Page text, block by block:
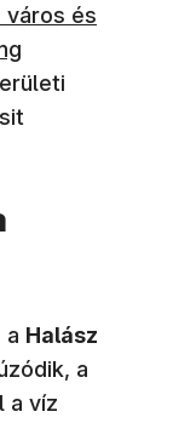
város és
a Halász
a
a víz